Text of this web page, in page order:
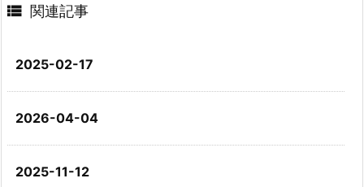
 関連記事
2025-02-17
2026-04-04
2025-11-12